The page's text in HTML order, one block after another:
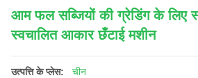
आम फल सब्जियों की ग्रेडिंग के लिए
स्वचालित आकार छँटाई मशीन
उत्पत्ति के प्लेस: चीन